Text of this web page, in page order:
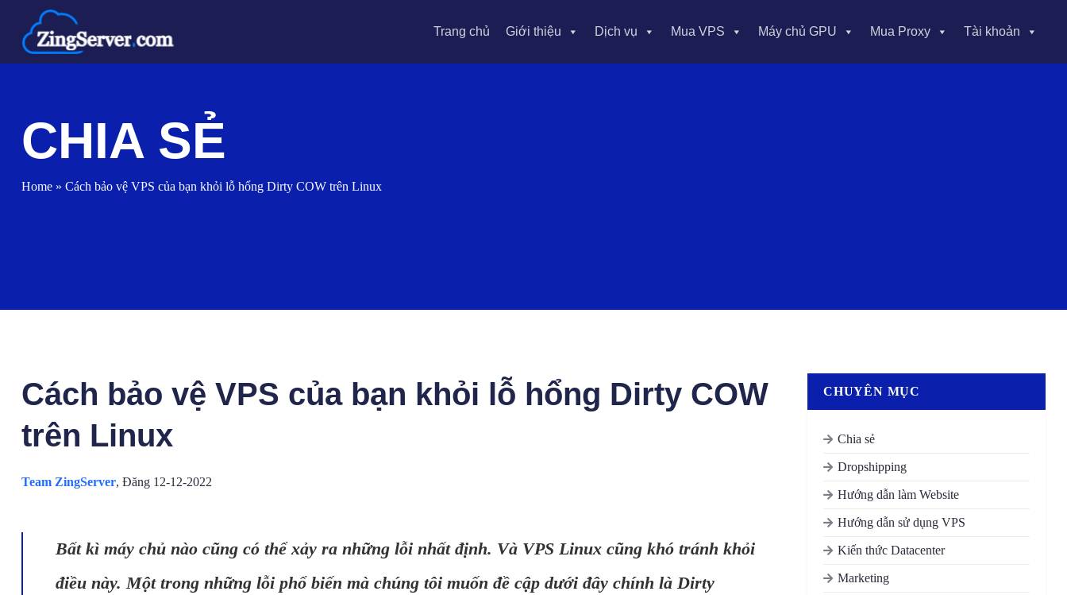
Trang chủ Giới thiệu Dịch vụ Mua VPS Máy chủ GPU Mua Proxy Tài khoản
CHIA SẺ
Home » Cách bảo vệ VPS của bạn khỏi lỗ hổng Dirty COW trên Linux
Cách bảo vệ VPS của bạn khỏi lỗ hổng Dirty COW
trên Linux
Team ZingServer, Đăng 12-12-2022
Bất kì máy chủ nào cũng có thể xảy ra những lỗi nhất định. Và VPS Linux cũng khó tránh khỏi
điều này. Một trong những lỗi phổ biến mà chúng tôi muốn đề cập dưới đây chính là Dirty
CHUYÊN MỤC
Chia sẻ
Dropshipping
Hướng dẫn làm Website
Hướng dẫn sử dụng VPS
Kiến thức Datacenter
Marketing